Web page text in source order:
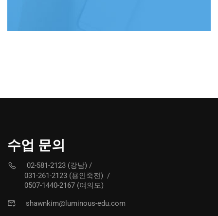
수업 문의
02-581-2123 (강남) /
031-261-2123 (용인죽전) /
0507-1440-2167 (여의도)
shawnkim@luminous-edu.com